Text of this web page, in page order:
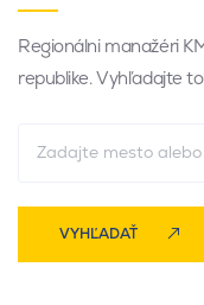
Regionálni manažéri
republike. Vyhľadajte
VYHĽADAŤ